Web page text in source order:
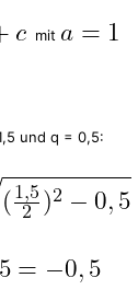
mit
und q = 0,5: